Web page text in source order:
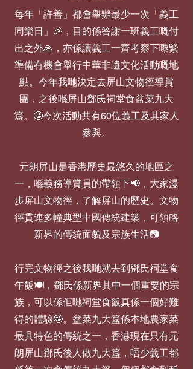
每年「許善」都會舉辦最少一次「義工
同樂日」🎉，目的係答謝一班義工嘅付
出之外🙏，亦係讓義工一齊考察下嚟緊
準備有機會舉行中華非遺文化活動嘅地
點。今年我哋決定去屏山文物徑導賞
團，之後喺屏山鄧氏祠堂食盆菜九大
簋。🤩今次活動共有60位義工及其家人
參與。
元朗屏山是香港歷史最悠久的地區之
一，喺義務導賞員的帶領下📢，大家漫
步屏山文物徑，了解屏山的歷史。文物
徑貫連多幢典型中國傳統建築，可領略
新界的傳統面貌及宗族生活📷
行完文物徑之後我哋就去到鄧氏祠堂食
午飯🍽️，鄧氏係新界其中一個重要的宗
族，可以係佢哋祠堂食飯真係一個好難
得的體驗🤩。盆菜九大簋係本地農家菜
最具特色的傳統之一，香港現在只有元
朗屏山鄧氏後人做九大簋，唔少義工都